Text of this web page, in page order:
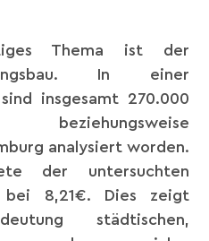
Thema ist der
In einer
insgesamt 270.000
beziehungsweise
analysiert worden.
der untersuchten
bei 8,21€. Dies zeigt
städtischen,